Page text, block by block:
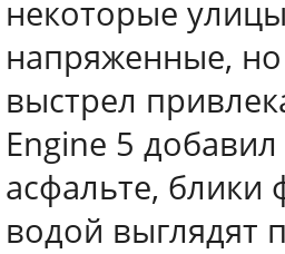
некоторые
напряженные,
выстрел
Engine 5
асфальте, блики
водой выглядят